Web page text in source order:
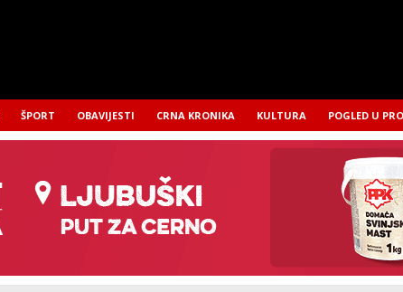
ŠPORT OBAVIJESTI CRNA KRONIKA KULTURA POGLED U